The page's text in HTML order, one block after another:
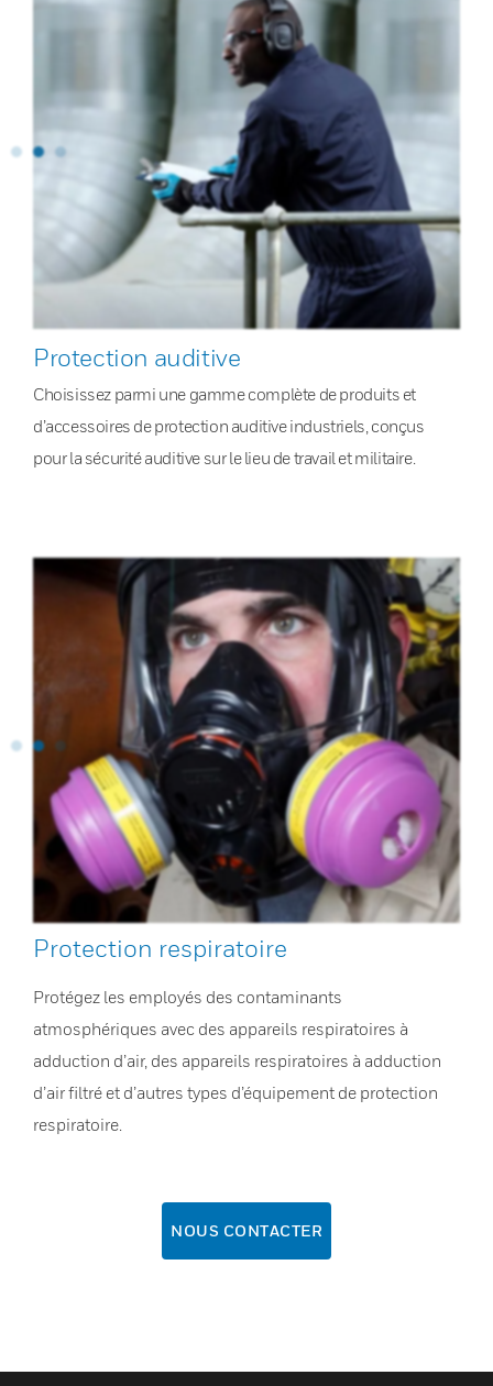
Protection auditive
Choisissez parmi une gamme complète de produits et
d’accessoires de protection auditive industriels, conçus
pour la sécurité auditive sur le lieu de travail et militaire.
Protection respiratoire
Protégez les employés des contaminants
atmosphériques avec des appareils respiratoires à
adduction d’air, des appareils respiratoires à adduction
d’air filtré et d’autres types d’équipement de protection
respiratoire.
NOUS CONTACTER